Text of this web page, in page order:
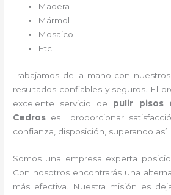
Madera
Mármol
Mosaico
Etc.
Trabajamos de la mano con
resultados confiables y seguros. El
excelente servicio de pulir pisos
Cedros es proporcionar
confianza, disposición, superando así
Somos una empresa experta
Con nosotros encontrarás una
más efectiva. Nuestra misión es